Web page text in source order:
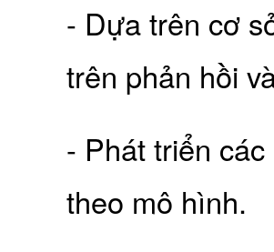
- Dựa trên cơ
trên phản hồi
- Phát triển
theo mô hình.